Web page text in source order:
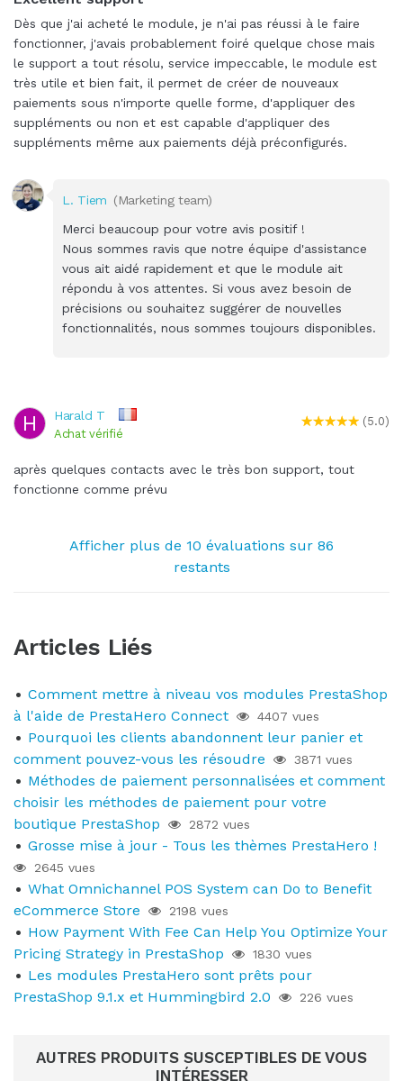
Dès que j'ai acheté le module, je n'ai pas réussi à le faire
fonctionner, j'avais probablement foiré quelque chose mais
le support a tout résolu, service impeccable, le module est
très utile et bien fait, il permet de créer de nouveaux
paiements sous n'importe quelle forme, d'appliquer des
suppléments ou non et est capable d'appliquer des
suppléments même aux paiements déjà préconfigurés.
L. Tiem (Marketing team)
Merci beaucoup pour votre avis positif !
Nous sommes ravis que notre équipe d'assistance
vous ait aidé rapidement et que le module ait
répondu à vos attentes. Si vous avez besoin de
précisions ou souhaitez suggérer de nouvelles
fonctionnalités, nous sommes toujours disponibles.
H Harald T
Achat vérifié
(5.0)
après quelques contacts avec le très bon support, tout
fonctionne comme prévu
Afficher plus de 10 évaluations sur 86
restants
Articles Liés
Comment mettre à niveau vos modules PrestaShop
à l'aide de PrestaHero Connect
4407 vues
Pourquoi les clients abandonnent leur panier et
comment pouvez-vous les résoudre
3871 vues
Méthodes de paiement personnalisées et comment
choisir les méthodes de paiement pour votre
boutique PrestaShop
2872 vues
Grosse mise à jour - Tous les thèmes PrestaHero !
2645 vues
What Omnichannel POS System can Do to Benefit
eCommerce Store
2198 vues
How Payment With Fee Can Help You Optimize Your
Pricing Strategy in PrestaShop
1830 vues
Les modules PrestaHero sont prêts pour
PrestaShop 9.1.x et Hummingbird 2.0
226 vues
AUTRES PRODUITS SUSCEPTIBLES DE VOUS
INTÉRESSER